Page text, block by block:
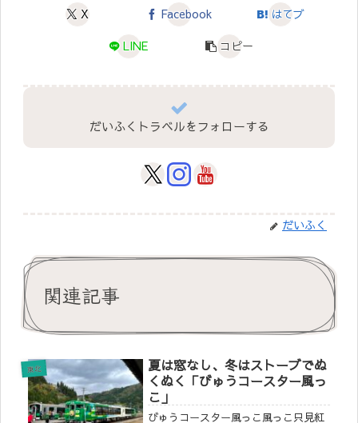
X Facebook
はてブ
LINE
コピー
だいふくトラベルをフォローする
だいふく
関連記事
東北
夏は窓なし、冬はストーブでぬ
くぬく「びゅうコースター風っ
こ」
びゅうコースター風っこ風っこ只見紅